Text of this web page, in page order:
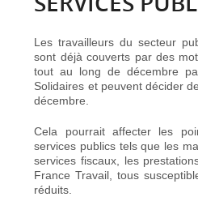
Les travailleurs du secteur
sont déjà couverts par des
tout au long de décembre
Solidaires et peuvent décider
décembre.
Cela pourrait affecter les
services publics tels que les
services fiscaux, les
France Travail, tous
réduits.